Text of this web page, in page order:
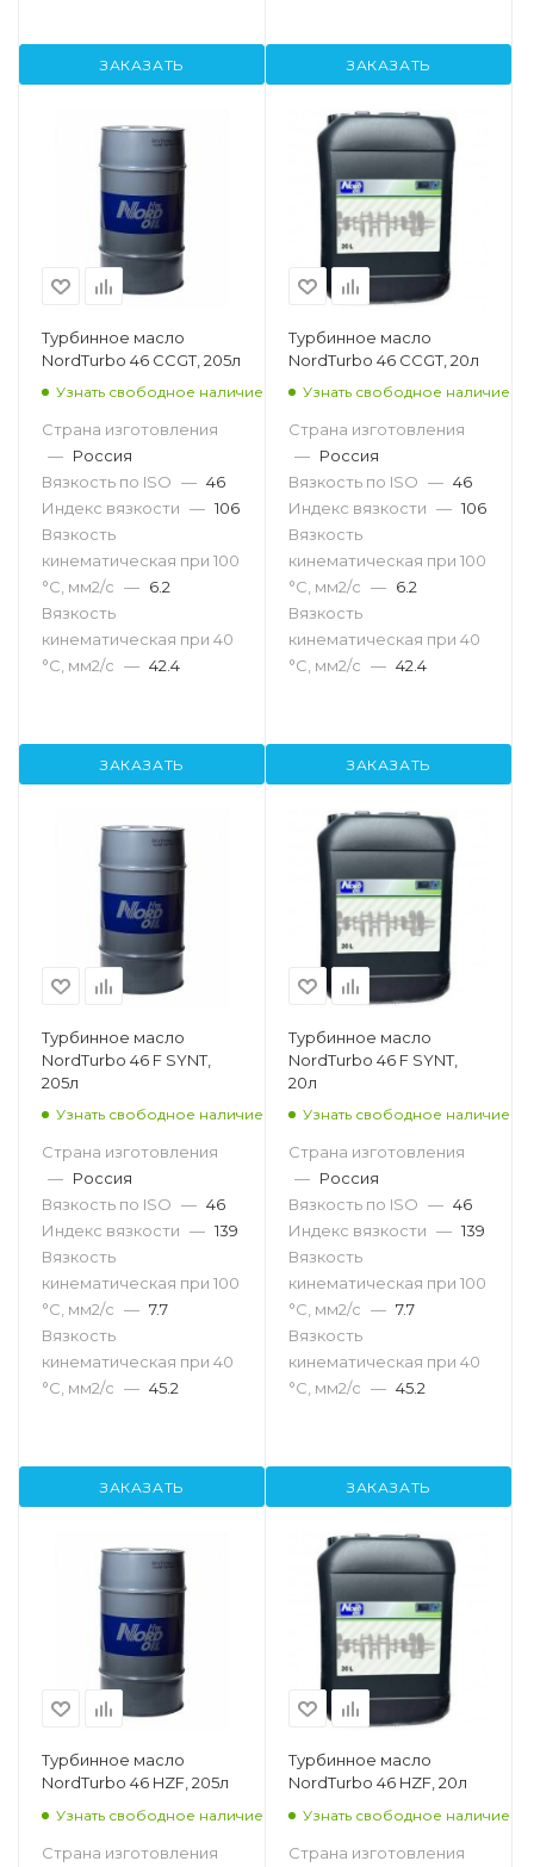
ЗАКАЗАТЬ ЗАКАЗАТЬ
Турбинное масло
NordTurbo 46 CCGT, 205л
Узнать свободное наличие
Страна изготовления
— Россия
Вязкость по ISO — 46
Индекс вязкости — 106
Вязкость
кинематическая при 100
°С, мм2/с — 6.2
Вязкость
кинематическая при 40
°С, мм2/с — 42.4
ЗАКАЗАТЬ
Турбинное масло
NordTurbo 46 CCGT, 20л
Узнать свободное наличие
Страна изготовления
— Россия
Вязкость по ISO — 46
Индекс вязкости — 106
Вязкость
кинематическая при 100
°С, мм2/с — 6.2
Вязкость
кинематическая при 40
°С, мм2/с — 42.4
ЗАКАЗАТЬ
Турбинное масло
NordTurbo 46 F SYNT,
205л
Узнать свободное наличие
Страна изготовления
— Россия
Вязкость по ISO — 46
Индекс вязкости — 139
Вязкость
кинематическая при 100
°С, мм2/с — 7.7
Вязкость
кинематическая при 40
°С, мм2/с — 45.2
ЗАКАЗАТЬ
Турбинное масло
NordTurbo 46 F SYNT,
20л
Узнать свободное наличие
Страна изготовления
— Россия
Вязкость по ISO — 46
Индекс вязкости — 139
Вязкость
кинематическая при 100
°С, мм2/с — 7.7
Вязкость
кинематическая при 40
°С, мм2/с — 45.2
ЗАКАЗАТЬ
Турбинное масло
NordTurbo 46 HZF, 205л
Узнать свободное наличие
Страна изготовления
Турбинное масло
NordTurbo 46 HZF, 20л
Узнать свободное наличие
Страна изготовления